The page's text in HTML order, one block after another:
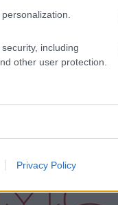
including
other user protection.
Privacy Policy